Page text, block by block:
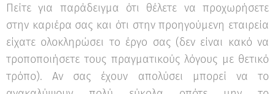
Πείτε για παράδειγμα ότι θέλετε να προχωρήσετε
στην καριέρα σας και ότι στην προηγούμενη εταιρεία
είχατε ολοκληρώσει το έργο σας (δεν είναι κακό να
τροποποιήσετε τους πραγματικούς λόγους με θετικό
τρόπο). Αν σας έχουν απολύσει μπορεί να το